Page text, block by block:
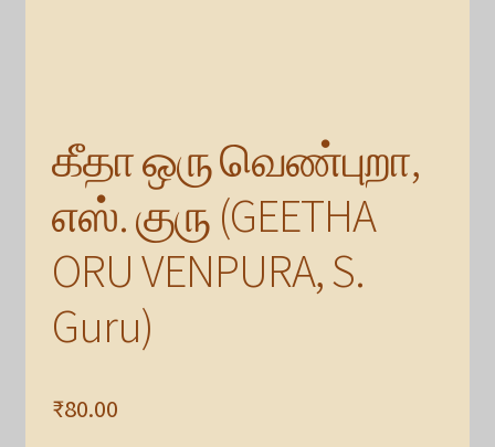
கீதா ஒரு வெண்புறா,
எஸ். குரு (GEETHA
ORU VENPURA, S.
Guru)
₹80.00